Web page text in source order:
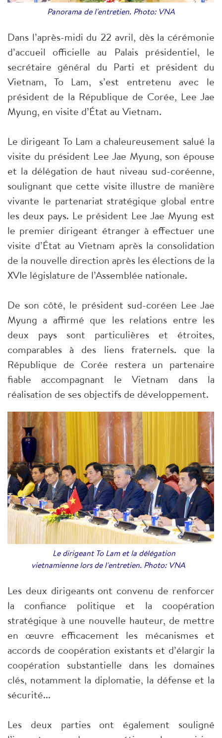
Panorama de l'entretien. Photo: VNA
Dans l’après-midi du 22 avril, dès la cérémonie
d’accueil officielle au Palais présidentiel, le
secrétaire général du Parti et président du
Vietnam, To Lam, s’est entretenu avec le
président de la République de Corée, Lee Jae
Myung, en visite d’État au Vietnam.
Le dirigeant To Lam a chaleureusement salué la
visite du président Lee Jae Myung, son épouse
et la délégation de haut niveau sud-coréenne,
soulignant que cette visite illustre de manière
vivante le partenariat stratégique global entre
les deux pays. Le président Lee Jae Myung est
le premier dirigeant étranger à effectuer une
visite d’État au Vietnam après la consolidation
de la nouvelle direction après les élections de la
XVIe législature de l’Assemblée nationale.
De son côté, le président sud-coréen Lee Jae
Myung a affirmé que les relations entre les
deux pays sont particulières et étroites,
comparables à des liens fraternels. que la
République de Corée restera un partenaire
fiable accompagnant le Vietnam dans la
réalisation de ses objectifs de développement.
Le dirigeant To Lam et la délégation
vietnamienne lors de l'entretien. Photo: VNA
Les deux dirigeants ont convenu de renforcer
la confiance politique et la coopération
stratégique à une nouvelle hauteur, de mettre
en œuvre efficacement les mécanismes et
accords de coopération existants et d’élargir la
coopération substantielle dans les domaines
clés, notamment la diplomatie, la défense et la
sécurité...
Les deux parties ont également souligné